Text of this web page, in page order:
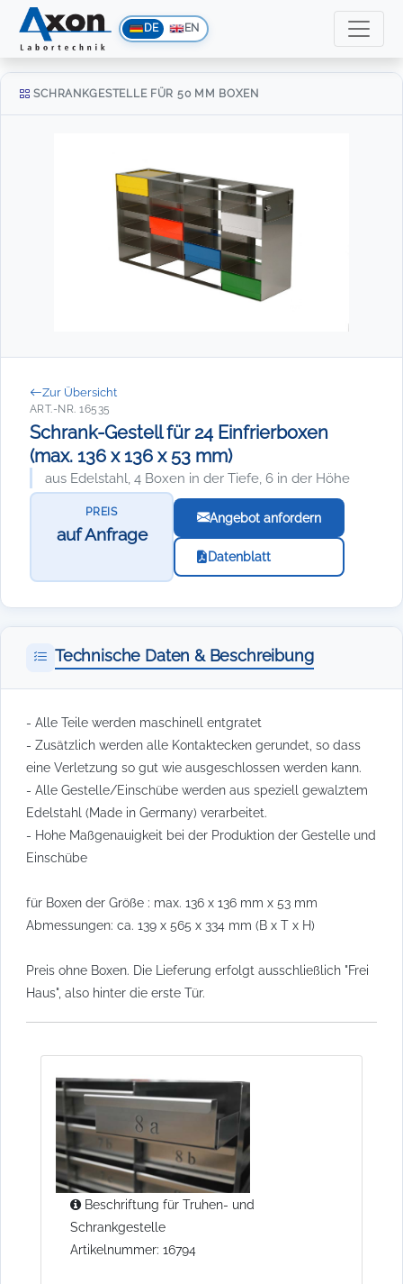
DE EN
SCHRANKGESTELLE FÜR 50 MM BOXEN
Zur Übersicht
ART.-NR. 16535
Schrank-Gestell für 24 Einfrierboxen
(max. 136 x 136 x 53 mm)
aus Edelstahl, 4 Boxen in der Tiefe, 6 in der Höhe
PREIS
auf Anfrage
Angebot anfordern
Datenblatt
Technische Daten & Beschreibung
- Alle Teile werden maschinell entgratet
- Zusätzlich werden alle Kontaktecken gerundet, so dass
eine Verletzung so gut wie ausgeschlossen werden kann.
- Alle Gestelle/Einschübe werden aus speziell gewalztem
Edelstahl (Made in Germany) verarbeitet.
- Hohe Maßgenauigkeit bei der Produktion der Gestelle und
Einschübe
für Boxen der Größe : max. 136 x 136 mm x 53 mm
Abmessungen: ca. 139 x 565 x 334 mm (B x T x H)
Preis ohne Boxen. Die Lieferung erfolgt ausschließlich "Frei
Haus", also hinter die erste Tür.
Beschriftung für Truhen- und
Schrankgestelle
Artikelnummer: 16794